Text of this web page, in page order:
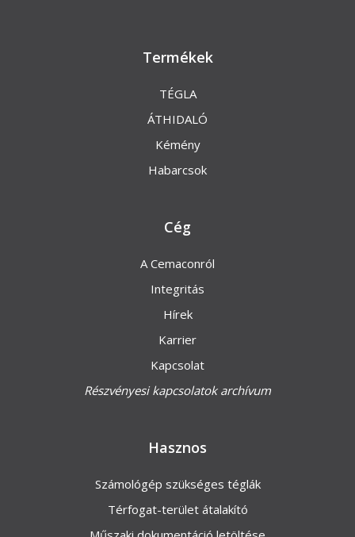
Termékek
TÉGLA
ÁTHIDALÓ
Kémény
Habarcsok
Cég
A Cemaconról
Integritás
Hírek
Karrier
Kapcsolat
Részvényesi kapcsolatok archívum
Hasznos
Számológép szükséges téglák
Térfogat-terület átalakító